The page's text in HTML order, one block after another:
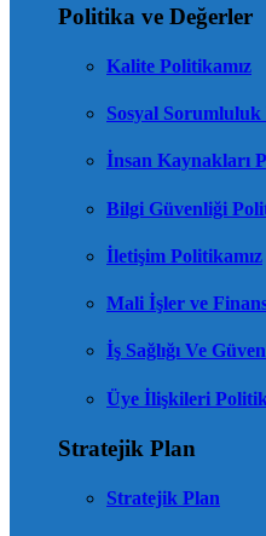
Politika ve Değerler
Kalite Politikamız
Sosyal Sorumluluk
İnsan Kaynakları
Bilgi Güvenliği
İletişim Politikamız
Mali İşler ve
İş Sağlığı Ve
Üye İlişkileri
Stratejik Plan
Stratejik Plan